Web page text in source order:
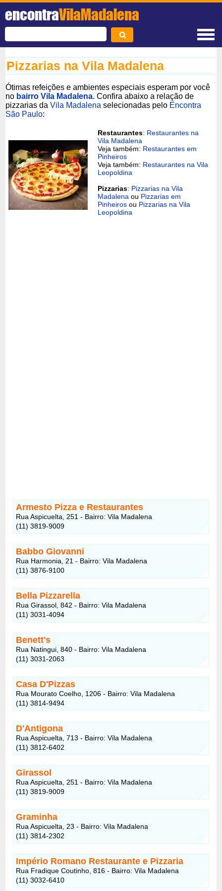
encontraVilaMadalena
Pizzarias na Vila Madalena
Ótimas refeições e ambientes especiais esperam por você
no bairro Vila Madalena. Confira abaixo a relação de
pizzarias daVila Madalena selecionadas pelo Encontra
São Paulo:
Restaurantes: Restaurantes na
Vila Madalena
Veja também: Restaurantes em
Pinheiros
Veja também: Restaurantes na Vila
Leopoldina
Pizzarias: Pizzarias na Vila
Madalena ou Pizzarias em
Pinheiros ou Pizzarias na Vila
Leopoldina
Armesto Pizza e Restaurantes
Rua Aspicuelta, 251 - Bairro: Vila Madalena
(11) 3819-9009
Babbo Giovanni
Rua Harmonia, 21 - Bairro: Vila Madalena
(11) 3876-9100
Bella Pizzarella
Rua Girassol, 842 - Bairro: Vila Madalena
(11) 3031-4094
Benett's
Rua Natingui, 840 - Bairro: Vila Madalena
(11) 3031-2063
Casa D'Pizzas
Rua Mourato Coelho, 1206 - Bairro: Vila Madalena
(11) 3814-9494
D'Antigona
Rua Aspicuelta, 713 - Bairro: Vila Madalena
(11) 3812-6402
Girassol
Rua Aspicuelta, 251 - Bairro: Vila Madalena
(11) 3819-9009
Graminha
Rua Aspicuelta, 23 - Bairro: Vila Madalena
(11) 3814-2302
Império Romano Restaurante e Pizzaria
Rua Fradique Coutinho, 816 - Bairro: Vila Madalena
(11) 3032-6410